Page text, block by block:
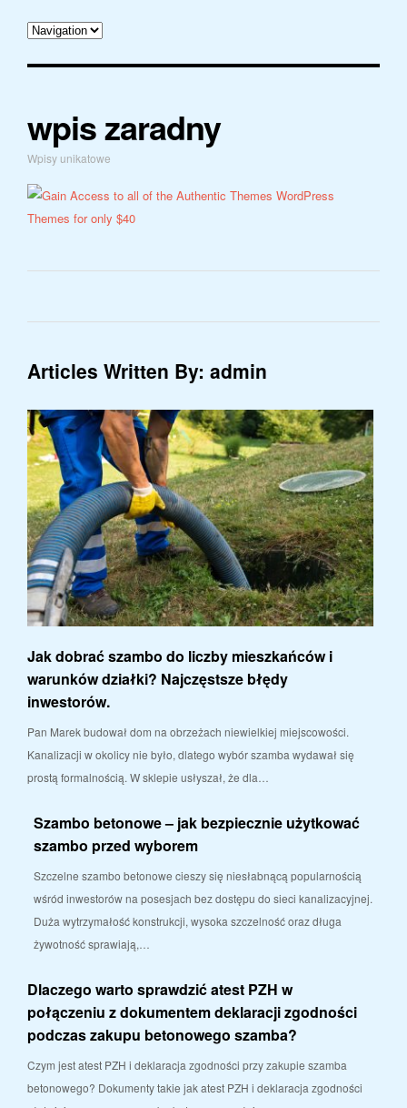
wpis zaradny
Wpisy unikatowe
Articles Written By: admin
Jak dobrać szambo do liczby mieszkańców i
warunków działki? Najczęstsze błędy
inwestorów.
Pan Marek budował dom na obrzeżach niewielkiej miejscowości.
Kanalizacji w okolicy nie było, dlatego wybór szamba wydawał się
prostą formalnością. W sklepie usłyszał, że dla…
Szambo betonowe – jak bezpiecznie użytkować
szambo przed wyborem
Szczelne szambo betonowe cieszy się niesłabnącą popularnością
wśród inwestorów na posesjach bez dostępu do sieci kanalizacyjnej.
Duża wytrzymałość konstrukcji, wysoka szczelność oraz długa
żywotność sprawiają,…
Dlaczego warto sprawdzić atest PZH w
połączeniu z dokumentem deklaracji zgodności
podczas zakupu betonowego szamba?
Czym jest atest PZH i deklaracja zgodności przy zakupie szamba
betonowego? Dokumenty takie jak atest PZH i deklaracja zgodności